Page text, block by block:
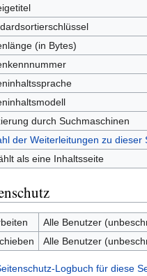
(in Bytes)
durch Suchmaschinen
der Weiterleitungen zu dieser
als eine Inhaltsseite
Alle Benutzer
Alle Benutzer
Logbuch für diese